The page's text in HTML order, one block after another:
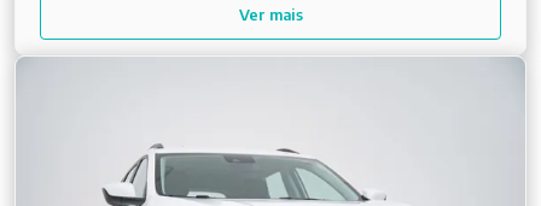
Ver mais